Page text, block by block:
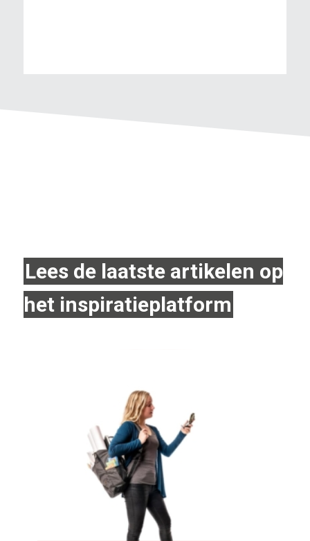
Lees de laatste artikelen op
het inspiratieplatform